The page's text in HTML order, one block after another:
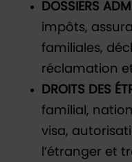
DOSSIERS
impôts,
familiales,
réclamation
DROITS DES
familial,
visa,
l’étranger et